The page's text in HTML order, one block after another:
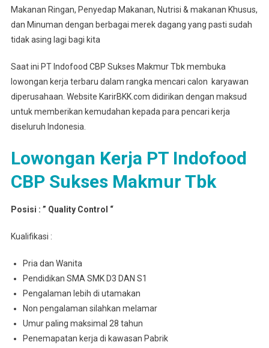
Makanan Ringan, Penyedap Makanan, Nutrisi & makanan Khusus,
dan Minuman dengan berbagai merek dagang yang pasti sudah
tidak asing lagi bagi kita
Saat ini PT Indofood CBP Sukses Makmur Tbk membuka
lowongan kerja terbaru dalam rangka mencari calon karyawan
diperusahaan. Website KarirBKK.com didirikan dengan maksud
untuk memberikan kemudahan kepada para pencari kerja
diseluruh Indonesia.
Lowongan Kerja PT Indofood
CBP Sukses Makmur Tbk
Posisi : ” Quality Control “
Kualifikasi :
Pria dan Wanita
Pendidikan SMA SMK D3 DAN S1
Pengalaman lebih di utamakan
Non pengalaman silahkan melamar
Umur paling maksimal 28 tahun
Penemapatan kerja di kawasan Pabrik